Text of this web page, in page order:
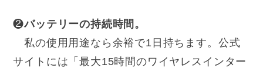
❷バッテリーの持続時間。
私の使用用途なら余裕で1日持ちます。公式
サイトには「最大15時間のワイヤレスインター